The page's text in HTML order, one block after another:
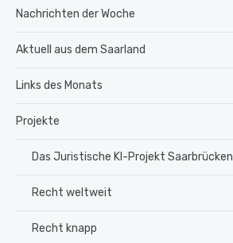
Nachrichten der Woche
Aktuell aus dem Saarland
Links des Monats
Projekte
Das Juristische KI-Projekt Saarbrücken
Recht weltweit
Recht knapp